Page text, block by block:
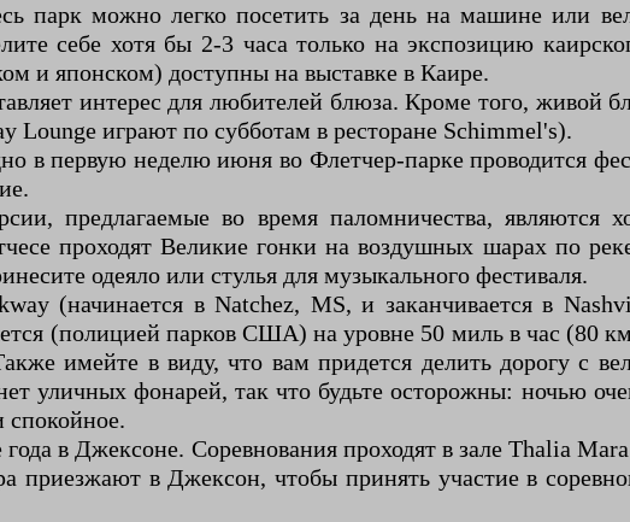
парк можно легко посетить за день на машине или
себе хотя бы 2-3 часа только на экспозицию
и японском) доступны на выставке в Каире.
интерес для любителей блюза. Кроме того, живой
играют по субботам в ресторане Schimmel's).
в первую неделю июня во Флетчер-парке проводится
предлагаемые во время паломничества, являются
проходят Великие гонки на воздушных шарах по
одеяло или стулья для музыкального фестиваля.
(начинается в Natchez, MS, и заканчивается в
(полицией парков США) на уровне 50 миль в час (80
имейте в виду, что вам придется делить дорогу с
уличных фонарей, так что будьте осторожны: ночью
спокойное.
в Джексоне. Соревнования проходят в зале Thalia
приезжают в Джексон, чтобы принять участие в